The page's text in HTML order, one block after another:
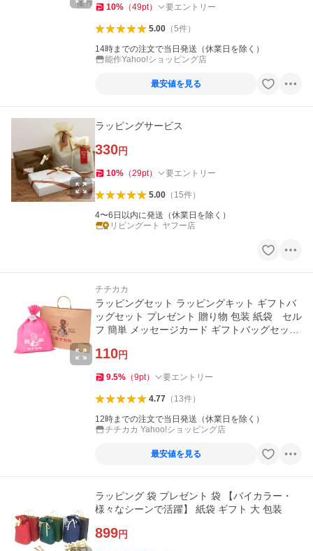
10% （49pt） 要エントリー
5.00（5件）
14時までの注文で当日発送（休業日を除く）
能作Yahoo!ショッピング店
最安値を見る
ラッピングサービス
330円
10% （29pt） 要エントリー
5.00（ 15件）
4〜6日以内に発送（休業日を除く）
リビングート ヤフー店
チチカカ
ラッピングセット ラッピングキット ギフトバ
ッグセット プレゼント 贈り物 包装 紙袋 セル
フ 簡単 メッセージカード ギフトバッグセット
110円
9.5% （9pt） 要エントリー
4.77（ 13件）
12時までの注文で当日発送（休業日を除く）
チチカカ Yahoo!ショッピング店
最安値を見る
ラッピング 袋 プレゼント 袋 【バイカラー・
様々なシーンで活躍】 紙袋 ギフト 大 包装
899円